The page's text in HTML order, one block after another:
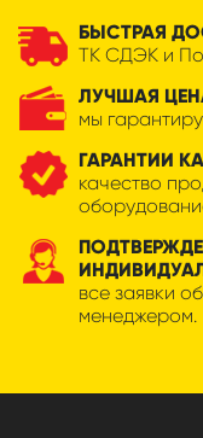
БЫСТРАЯ
ТК СДЭК и
ЛУЧШАЯ
мы
ГАРАНТИИ
качество
все заявки
менеджером.